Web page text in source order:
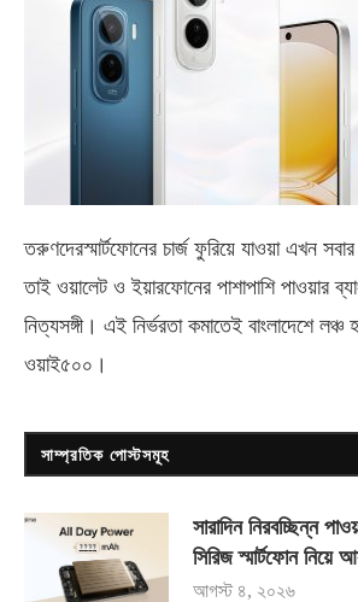
তরুণদেরস্মার্টফোনের চার্জ ফুরিয়ে যাওয়া এখন
তাই ওয়ালেট ও ইয়ারফোনের পাশাপাশি পাওয়ার
নিত্যসঙ্গী। এই নির্ভরতা কমাতেই বাংলাদেশে
ওয়াই৫০০ ।
সাম্প্রতিক পোস্টসমূহ
সারাদিন নিরবচ্ছিন্ন
সিরিজ স্মার্টফোন নিয়ে
আগস্ট ৪, ২০২৬